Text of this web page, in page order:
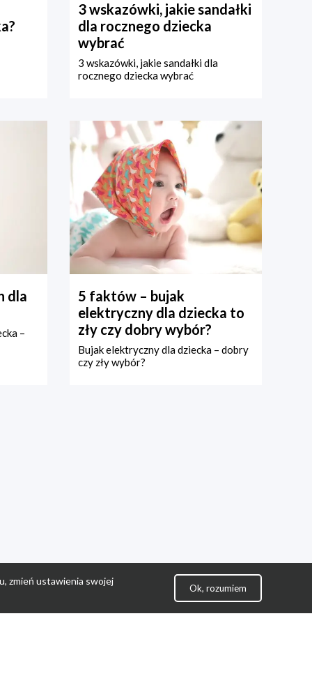
3 wskazówki, jakie sandałki
dla rocznego dziecka
wybrać
3 wskazówki, jakie sandałki dla
rocznego dziecka wybrać
dla
–
5 faktów – bujak
elektryczny dla dziecka to
zły czy dobry wybór?
Bujak elektryczny dla dziecka – dobry
czy zły wybór?
zmień ustawienia swojej
Ok, rozumiem